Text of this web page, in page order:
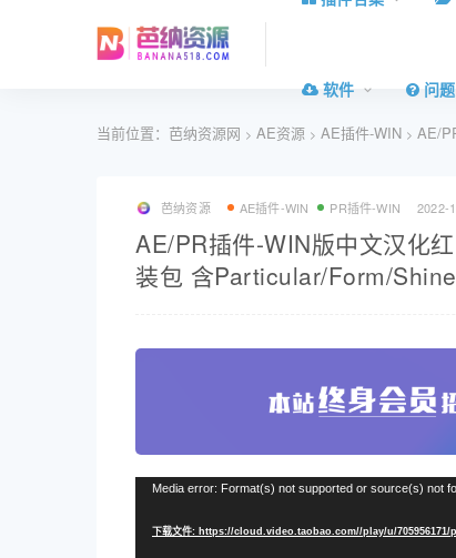
软件 问
当前位置： 芭纳资源网 > AE资源 > AE插件-WIN > AE/
芭纳资源 AE插件-WIN PR插件-WIN 2022-
AE/PR插件-WIN版中文汉化
装包 含Particular/Form/
Media error: Format(s) not supported or source(s) not
下载文件: https://cloud.video.taobao.com//play/u/705956171/